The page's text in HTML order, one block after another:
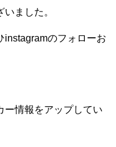
ました。
instagramのフォローお
ー情報をアップしてい